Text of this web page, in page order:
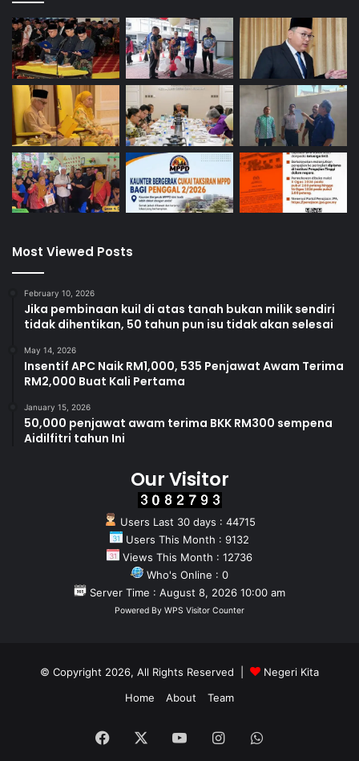
Most Viewed Posts
February 10, 2026
Jika pembinaan kuil di atas tanah bukan milik sendiri
tidak dihentikan, 50 tahun pun isu tidak akan selesai
May 14, 2026
Insentif APC Naik RM1,000, 535 Penjawat Awam Terima
RM2,000 Buat Kali Pertama
January 15, 2026
50,000 penjawat awam terima BKK RM300 sempena
Aidilfitri tahun Ini
Our Visitor
Users Last 30 days : 44715
Users This Month : 9132
Views This Month : 12736
Who's Online : 0
Server Time : August 8, 2026 10:00 am
Powered By WPS Visitor Counter
© Copyright 2026, All Rights Reserved |
Negeri Kita
Home
About Team
Facebook YouTubeInstagramWhatsApp